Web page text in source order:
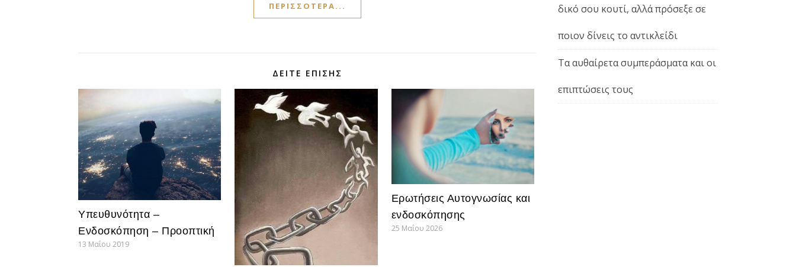
ΠΕΡΙΣΣΌΤΕΡΑ...
ΔΕΊΤΕ ΕΠΊΣΗΣ
Υπευθυνότητα –
Ενδοσκόπηση – Προοπτική
13 Μαΐου 2019
Ερωτήσεις Αυτογνωσίας και
ενδοσκόπησης
25 Μαΐου 2026
δικό σου κουτί, αλλά πρόσεξε σε
ποιον δίνεις το αντικλείδι
Τα αυθαίρετα συμπεράσματα και οι
επιπτώσεις τους